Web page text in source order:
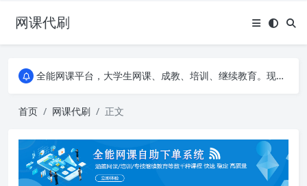
网课代刷
AI论文写作平台，根据真实文献内容生成论文
全能网课平台，大学生网课、成教、培训、继续教育。现已接入代刷代考项目3000+
全能网课平台，大学生网课、成教、培训、继续教育。现已接入代刷代考项目3000+
首页 网课代刷 正文